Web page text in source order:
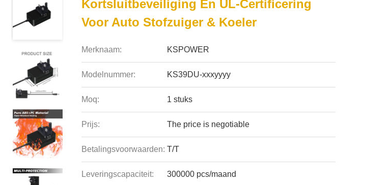
Kortsluitbeveiliging En UL-Certificering
Voor Auto Stofzuiger & Koeler
Merknaam: KSPOWER
Modelnummer: KS39DU-xxxyyyy
Moq: 1 stuks
Prijs: The price is negotiable
Betalingsvoorwaarden: T/T
Leveringscapaciteit: 300000 pcs/maand